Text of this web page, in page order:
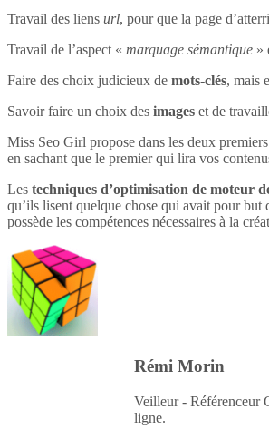
Travail des liens url, pour que la page
Travail de l’aspect « marquage sémantique »
Faire des choix judicieux de mots-clés, mais
Savoir faire un choix des images et de
Miss Seo Girl propose dans les deux
en sachant que le premier qui lira vos
Les techniques d’optimisation de moteur
qu’ils lisent quelque chose qui avait pour
possède les compétences nécessaires à la
Rémi Morin
Veilleur - Référenceur
ligne.